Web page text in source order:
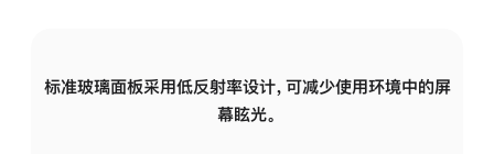
标准玻璃面板采用低反射率设计，可减少使用环境中的屏
幕眩光。